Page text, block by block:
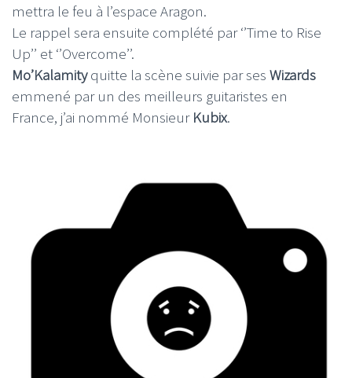
mettra le feu à l’espace Aragon.
Le rappel sera ensuite complété par ‘’Time to Rise
Up’’ et ‘’Overcome’’.
Mo’Kalamityquitte la scène suivie par ses Wizards
emmené par un des meilleurs guitaristes en
France, j’ai nommé Monsieur Kubix.